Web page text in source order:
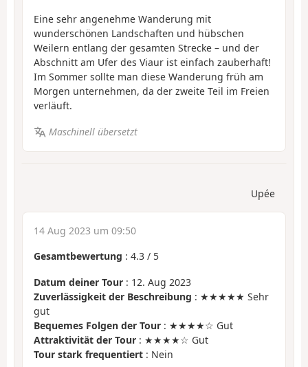
Eine sehr angenehme Wanderung mit
wunderschönen Landschaften und hübschen
Weilern entlang der gesamten Strecke – und der
Abschnitt am Ufer des Viaur ist einfach zauberhaft!
Im Sommer sollte man diese Wanderung früh am
Morgen unternehmen, da der zweite Teil im Freien
verläuft.
Maschinell übersetzt
Upée
14 Aug 2023 um 09:50
Gesamtbewertung : 4.3 / 5
Datum deiner Tour : 12. Aug 2023
Zuverlässigkeit der Beschreibung : ★★★★★ Sehr
gut
Bequemes Folgen der Tour : ★★★★☆ Gut
Attraktivität der Tour : ★★★★☆ Gut
Tour stark frequentiert : Nein